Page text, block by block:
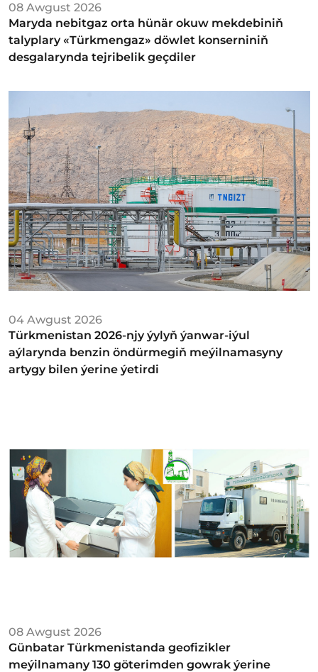
08 Awgust 2026
Maryda nebitgaz orta hünär okuw mekdebiniň
talyplary «Türkmengaz» döwlet konserniniň
desgalarynda tejribelik geçdiler
04 Awgust 2026
Türkmenistan 2026-njy ýylyň ýanwar-iýul
aýlarynda benzin öndürmegiň meýilnamasyny
artygy bilen ýerine ýetirdi
08 Awgust 2026
Günbatar Türkmenistanda geofizikler
meýilnamany 130 göterimden gowrak ýerine